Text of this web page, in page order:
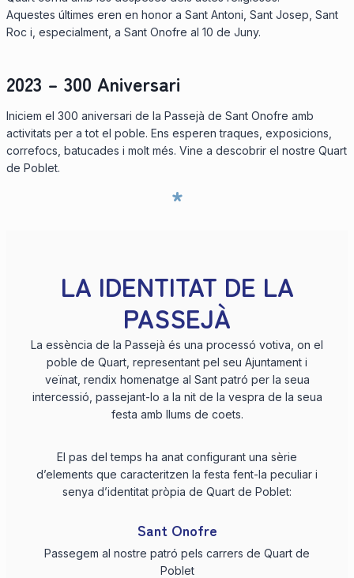
Aquestes últimes eren en honor a Sant Antoni, Sant Josep, Sant
Roc i, especialment, a Sant Onofre al 10 de Juny.
2023 – 300 Aniversari
Iniciem el 300 aniversari de la Passejà de Sant Onofre amb
activitats per a tot el poble. Ens esperen traques, exposicions,
correfocs, batucades i molt més. Vine a descobrir el nostre Quart
de Poblet.
*
LA IDENTITAT DE LA
PASSEJÀ
La essència de la Passejà és una processó votiva, on el
poble de Quart, representant pel seu Ajuntament i
veïnat, rendix homenatge al Sant patró per la seua
intercessió, passejant-lo a la nit de la vespra de la seua
festa amb llums de coets.
El pas del temps ha anat configurant una sèrie
d’elements que caracteritzen la festa fent-la peculiar i
senya d’identitat pròpia de Quart de Poblet:
Sant Onofre
Passegem al nostre patró pels carrers de Quart de
Poblet